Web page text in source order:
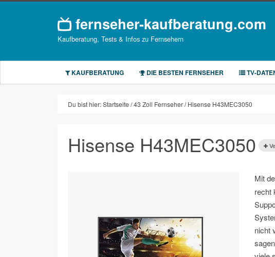
fernseher-kaufberatung.com
Kaufberatung, Tests & Infos zu Fernsehern
KAUFBERATUNG DIE BESTEN FERNSEHER TV-
Du bist hier:Startseite 43 Zoll Fernseher Hisense H43MEC3050
Hisense H43MEC3050
Mit
recht
nicht